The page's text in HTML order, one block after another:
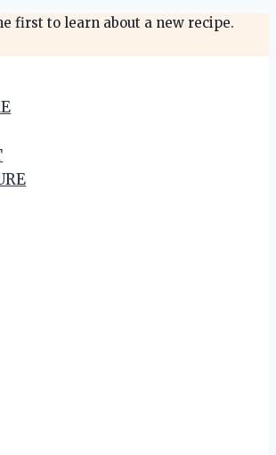
first to learn about a new recipe.